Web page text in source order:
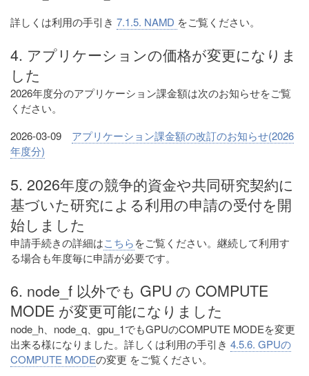
詳しくは利用の手引き 7.1.5. NAMD をご覧ください。
4. アプリケーションの価格が変更になりま
した
2026年度分のアプリケーション課金額は次のお知らせをご覧
ください。
2026-03-09 アプリケーション課金額の改訂のお知らせ(2026
年度分)
5. 2026年度の競争的資金や共同研究契約に
基づいた研究による利用の申請の受付を開
始しました
申請手続きの詳細はこちらをご覧ください。継続して利用す
る場合も年度毎に申請が必要です。
6. node_f 以外でも GPU の COMPUTE
MODE が変更可能になりました
node_h、node_q、gpu_1でもGPUのCOMPUTE MODEを変更
出来る様になりました。詳しくは利用の手引き 4.5.6. GPUの
COMPUTE MODEの変更 をご覧ください。